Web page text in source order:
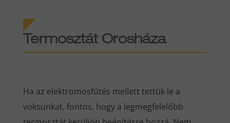
Termosztát Orosháza
Ha az elektromosfűtés mellett tettük le a
voksunkat, fontos, hogy a legmegfelelőbb